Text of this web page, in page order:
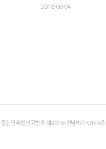
2018-06-04
통신판매업신고번호 제2016-전남여수-0146호